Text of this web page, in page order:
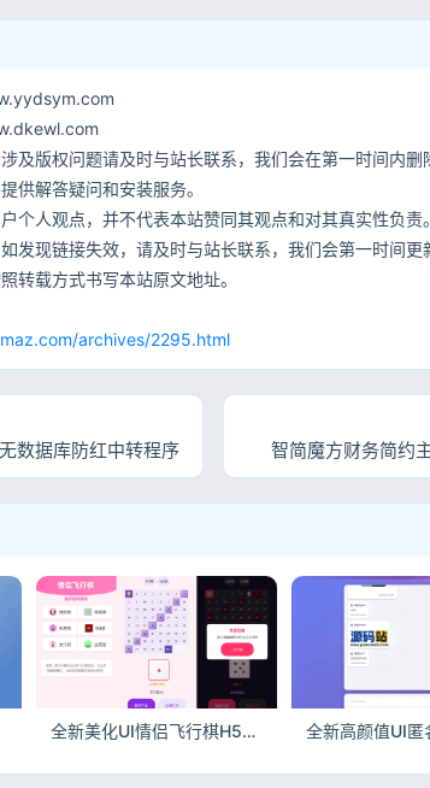
版权问题请及时与站长联系，我们会在第一时间内删
解答疑问和安装服务。
人观点，并不代表本站赞同其观点和对其真实性负责。
现链接失效，请及时与站长联系，我们会第一时间更
载方式书写本站原文地址。
archives/2295.html
数据库防红中转程序 智简魔方财务简约
全新美化UI情侣飞行棋H5游戏源码 双端自适应PC移动端可直接搭建